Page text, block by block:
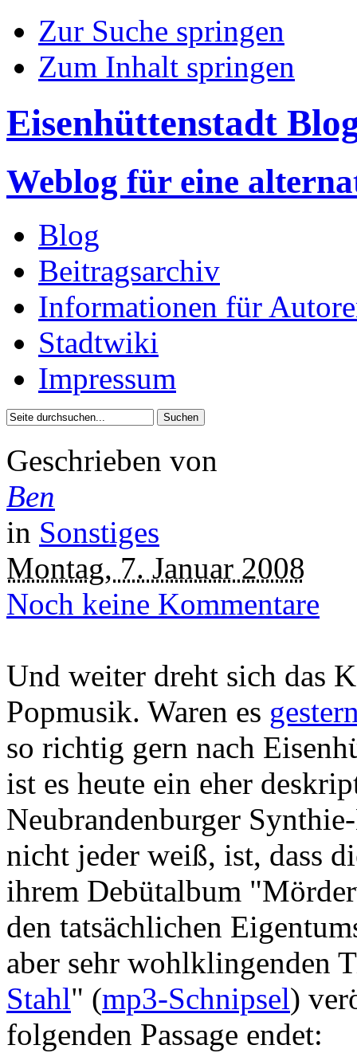
Zur Suche springen
Zum Inhalt springen
Eisenhüttenstadt
Weblog für eine
Blog
Beitragsarchiv
Informationen für
Stadtwiki
Impressum
Geschrieben von
Ben
in Sonstiges
Montag, 7. Januar 2008
Noch keine Kommentare
Und weiter dreht sich das
Popmusik. Waren es
so richtig gern nach
ist es heute ein eher
Neubrandenburger
nicht jeder weiß, ist, dass
ihrem Debütalbum
den tatsächlichen
aber sehr wohlklingenden
Stahl" (mp3-Schnipsel)
folgenden Passage endet: